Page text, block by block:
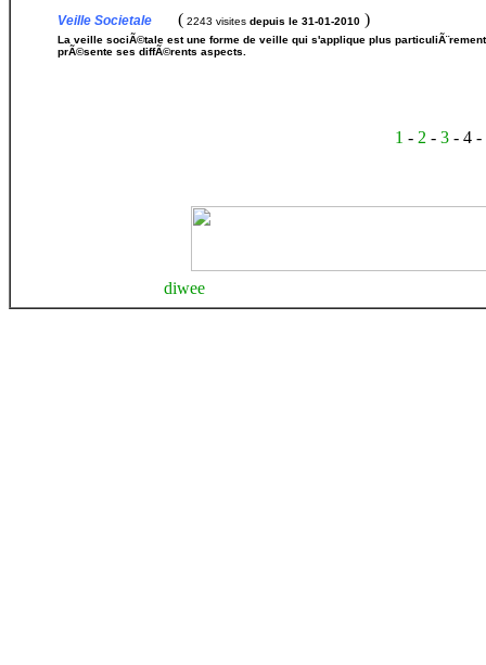
Veille Societale ( 2243 visites depuis le 31-01-2010 )
La veille sociÃ©tale est une forme de veille qui s'applique plus
prÃ©sente ses diffÃ©rents aspects.
1 - 2 - 3 - 4 -
diwee